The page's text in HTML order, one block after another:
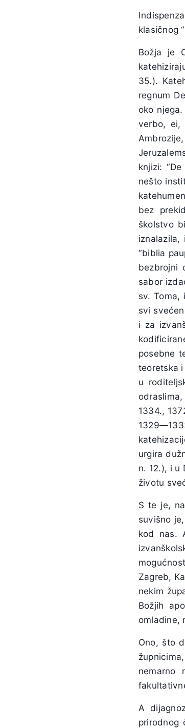
klasičnog
Božja je
35.).
regnum
oko
verbo, ei,
knjizi:
nešto
bez
školstvo
“biblia
bezbrojni
sabor
sv. Toma,
svi
i za
posebne
teoretska
u
1334.,
urgira
n. 12.), i u
životu
S te je,
suvišno
kod nas.
Zagreb,
nekim
Božjih
omladine,
Ono, što
nemarno
A
prirodnog